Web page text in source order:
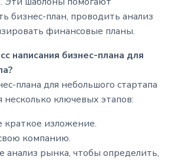
бизнес-план, проводить анализ
финансовые планы.
написания бизнес-плана для
плана для небольшого стартапа
несколько ключевых этапов:
краткое изложение.
компанию.
анализ рынка, чтобы определить,